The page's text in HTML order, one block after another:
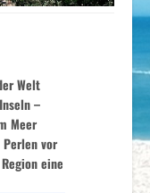
Welt
–
Meer
vor
eine